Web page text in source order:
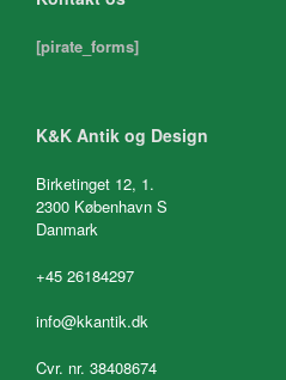
[pirate_forms]
K&K Antik og Design
Birketinget 12, 1.
2300 København S
Danmark
+45 26184297
info@kkantik.dk
Cvr. nr. 38408674